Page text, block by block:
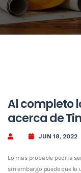
Al completo
acerca de
JUN 18, 2022
Lo mas probable podri­a
sin embargo puede que lo